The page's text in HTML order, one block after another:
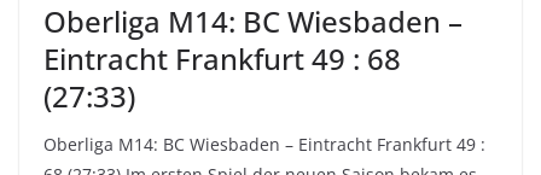
Oberliga M14: BC Wiesbaden –
Eintracht Frankfurt 49 : 68
(27:33)
Oberliga M14: BC Wiesbaden – Eintracht Frankfurt 49 :